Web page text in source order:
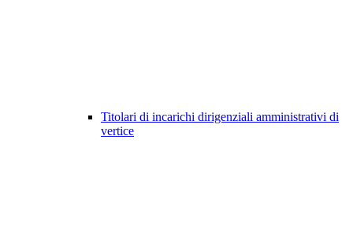
Titolari di incarichi dirigenziali amministrativi di
vertice